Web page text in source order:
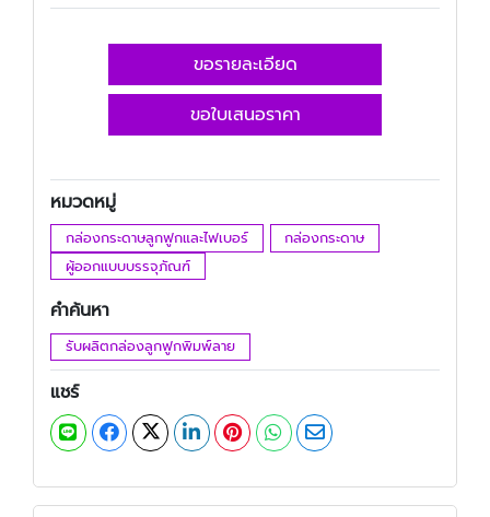
ขอรายละเอียด
ขอใบเสนอราคา
หมวดหมู่
กล่องกระดาษลูกฟูกและไฟเบอร์
กล่องกระดาษ
ผู้ออกแบบบรรจุภัณฑ์
คำค้นหา
รับผลิตกล่องลูกฟูกพิมพ์ลาย
แชร์